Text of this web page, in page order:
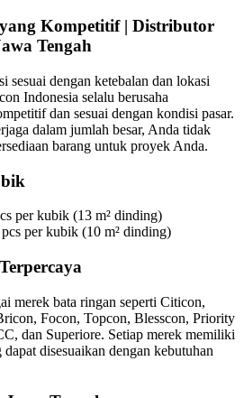
Kompetitif | Distributor
Tengah
sesuai dengan ketebalan dan lokasi
Indonesia selalu berusaha
dan sesuai dengan kondisi pasar.
dalam jumlah besar, Anda tidak
barang untuk proyek Anda.
per kubik (13 m² dinding)
per kubik (10 m² dinding)
merek bata ringan seperti Citicon,
Focon, Topcon, Blesscon, Priority
dan Superiore. Setiap merek memiliki
disesuaikan dengan kebutuhan